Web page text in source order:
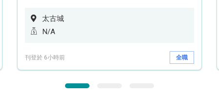
太古城
N/A
刊登於 6小時前 全職